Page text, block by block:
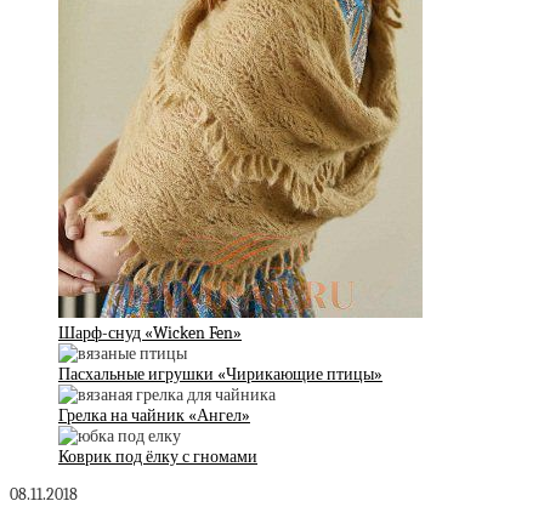
Шарф-снуд «Wicken Fen»
Пасхальные игрушки «Чирикающие птицы»
Грелка на чайник «Ангел»
Коврик под ёлку с гномами
08.11.2018